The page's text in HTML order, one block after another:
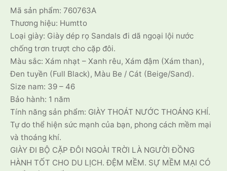
Mã sản phẩm: 760763A
Thương hiệu: Humtto
Loại giày: Giày dép rọ Sandals đi dã ngoại lội nước
chống trơn trượt cho cặp đôi.
Màu sắc: Xám nhạt – Xanh rêu, Xám đậm (Xám than),
Đen tuyền (Full Black), Màu Be / Cát (Beige/Sand).
Size nam: 39 – 46
Bảo hành: 1 năm
Tính năng sản phẩm: GIÀY THOÁT NƯỚC THOÁNG KHÍ.
Tự do thể hiện sức mạnh của bạn, phong cách mềm mại
và thoáng khí.
GIÀY ĐI BỘ CẶP ĐÔI NGOÀI TRỜI LÀ NGƯỜI ĐỒNG
HÀNH TỐT CHO DU LỊCH. ĐỆM MỀM. SỰ MỀM MẠI CÓ